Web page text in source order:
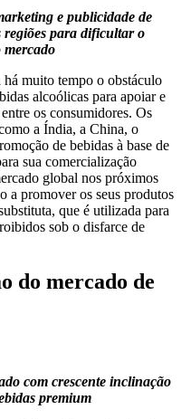
e publicidade de
regiões para dificultar o
mercado
muito tempo o obstáculo
alcoólicas para apoiar e
os consumidores. Os
a Índia, a China, o
de bebidas à base de
sua comercialização
global nos próximos
a promover os seus produtos
que é utilizada para
sob o disfarce de
do mercado de
com crescente inclinação
premium